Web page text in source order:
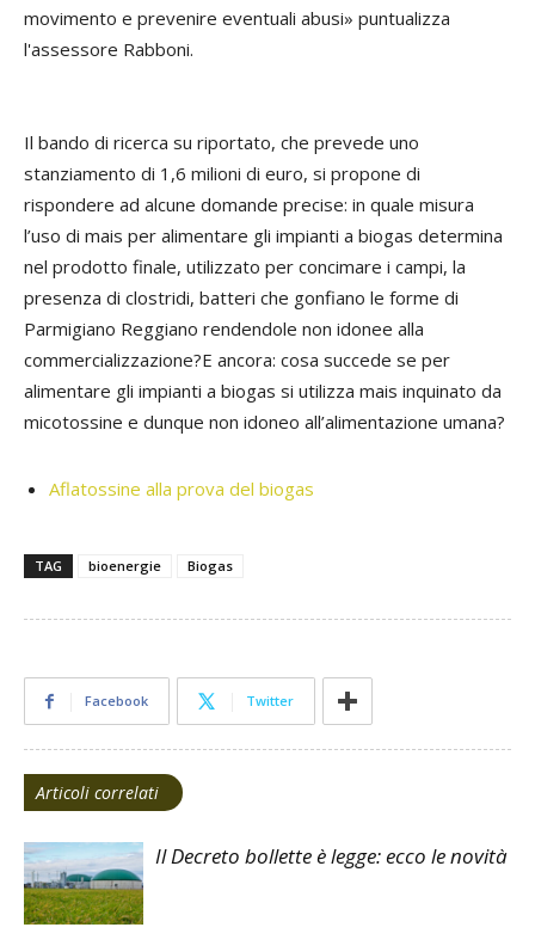
movimento e prevenire eventuali abusi» puntualizza
l'assessore Rabboni.
Il bando di ricerca su riportato, che prevede uno
stanziamento di 1,6 milioni di euro, si propone di
rispondere ad alcune domande precise: in quale misura
l’uso di mais per alimentare gli impianti a biogas determina
nel prodotto finale, utilizzato per concimare i campi, la
presenza di clostridi, batteri che gonfiano le forme di
Parmigiano Reggiano rendendole non idonee alla
commercializzazione?E ancora: cosa succede se per
alimentare gli impianti a biogas si utilizza mais inquinato da
micotossine e dunque non idoneo all’alimentazione umana?
Aflatossine alla prova del biogas
TAG bioenergie Biogas
Facebook Twitter
Articoli correlati
Il Decreto bollette è legge: ecco le novità